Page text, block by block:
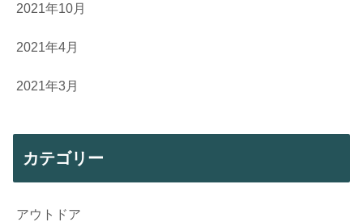
2021年10月
2021年4月
2021年3月
カテゴリー
アウトドア